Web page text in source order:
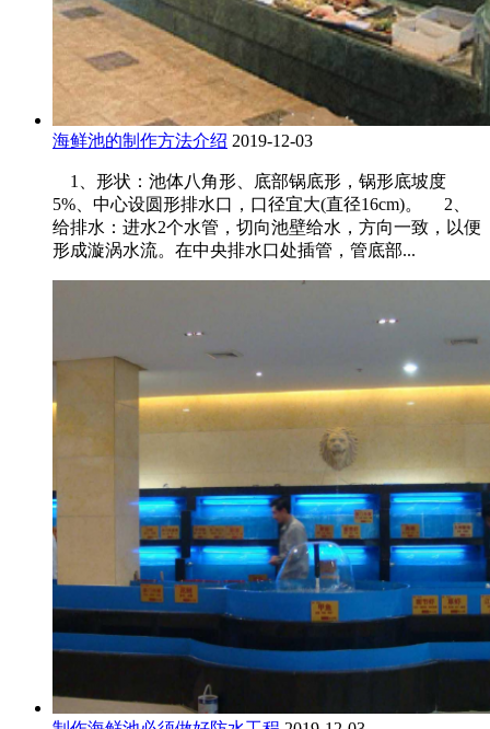
海鲜池的制作方法介绍 2019-12-03
1、形状：池体八角形、底部锅底形，锅形底坡度
5%、中心设圆形排水口，口径宜大(直径16cm)。 2、
给排水：进水2个水管，切向池壁给水，方向一致，以便
形成漩涡水流。在中央排水口处插管，管底部...